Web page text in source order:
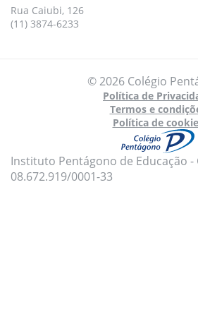
Rua Caiubi, 126
(11) 3874-6233
© 2026 Colégio
Política de
Termos e
Política de
Instituto Pentágono de Educação -
08.672.919/0001-33